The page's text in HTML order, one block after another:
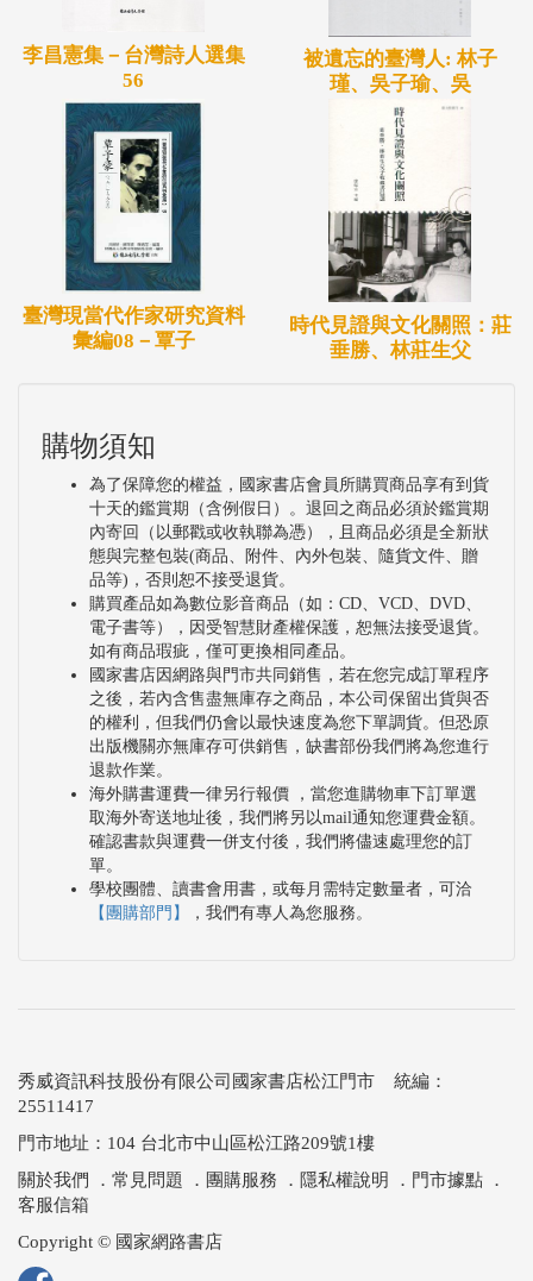
李昌憲集－台灣詩人選集
56
被遺忘的臺灣人: 林子
瑾、吳子瑜、吳
臺灣現當代作家研究資料
彙編08－覃子
時代見證與文化關照：莊
垂勝、林莊生父
購物須知
為了保障您的權益，國家書店會員所購買商品享有到貨
十天的鑑賞期（含例假日）。退回之商品必須於鑑賞期
內寄回（以郵戳或收執聯為憑），且商品必須是全新狀
態與完整包裝(商品、附件、內外包裝、隨貨文件、贈
品等)，否則恕不接受退貨。
購買產品如為數位影音商品（如：CD、VCD、DVD、
電子書等），因受智慧財產權保護，恕無法接受退貨。
如有商品瑕疵，僅可更換相同產品。
國家書店因網路與門市共同銷售，若在您完成訂單程序
之後，若內含售盡無庫存之商品，本公司保留出貨與否
的權利，但我們仍會以最快速度為您下單調貨。但恐原
出版機關亦無庫存可供銷售，缺書部份我們將為您進行
退款作業。
海外購書運費一律另行報價 ，當您進購物車下訂單選
取海外寄送地址後，我們將另以mail通知您運費金額。
確認書款與運費一併支付後，我們將儘速處理您的訂
單。
學校團體、讀書會用書，或每月需特定數量者，可洽
【團購部門】
，我們有專人為您服務。
秀威資訊科技股份有限公司國家書店松江門市 統編：
25511417
門市地址：104 台北市中山區松江路209號1樓
關於我們 ． 常見問題 ． 團購服務 ． 隱私權說明 ． 門市據點 ．
客服信箱
Copyright © 國家網路書店